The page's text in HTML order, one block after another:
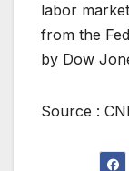
labor
from the
by Dow
Source :